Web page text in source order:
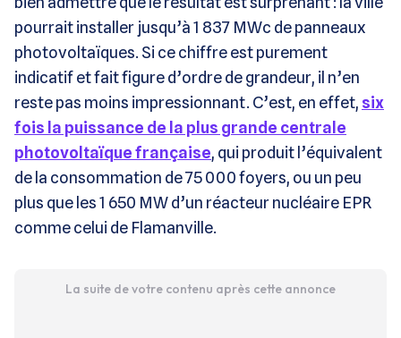
pourrait installer jusqu’à 1 837 MWc de panneaux
photovoltaïques. Si ce chiffre est purement
indicatif et fait figure d’ordre de grandeur, il n’en
reste pas moins impressionnant. C’est, en effet, six
fois la puissance de la plus grande centrale
photovoltaïque française, qui produit l’équivalent
de la consommation de 75 000 foyers, ou un peu
plus que les 1 650 MW d’un réacteur nucléaire EPR
comme celui de Flamanville.
La suite de votre contenu après cette annonce